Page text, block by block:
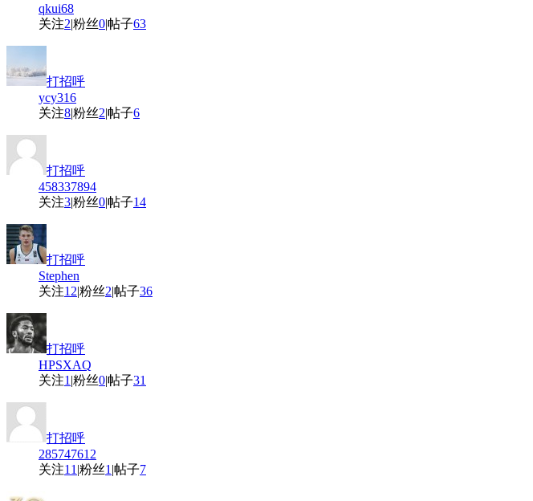
qkui68
关注2|粉丝0|帖子63
打招呼
ycy316
关注8|粉丝2|帖子6
打招呼
458337894
关注3|粉丝0|帖子14
打招呼
Stephen
关注12|粉丝2|帖子36
打招呼
HPSXAQ
关注1 |粉丝0|帖子31
打招呼
285747612
关注11 |粉丝1 |帖子7